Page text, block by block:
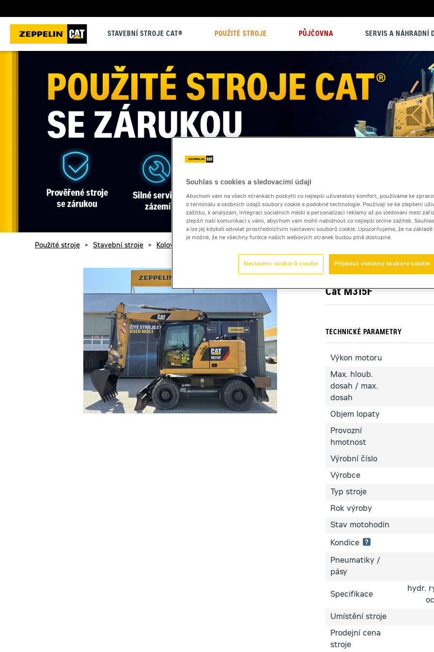
STAVEBNÍ STROJE CAT® POUŽITÉ STROJE PŮJČOVNA SERVIS A NÁHRADNÍ
Použité stroje > Stavební stroje > Kolová rýpadla
Cat M315F
TECHNICKÉ PARAMETRY
Výkon motoru
Max. hloub.
dosah / max.
dosah
Objem lopaty
Provozní
hmotnost
Výrobní číslo
Výrobce
Typ stroje
Rok výroby
Stav motohodin
Kondice
1 hvězdička:
plně
2 hvězdičky:
Pneumatiky /
pásy
Specifikace
hydr.
Umístění stroje
Prodejní cena
stroje
Souhlas s cookies a sledovacími údaji
Abychom vám na všech stránkách poskytli co nejlepší uživatelský komfort, používáme ke
o terminálu a osobních údajů soubory cookie a podobné technologie. Používají se ke zlepšení
zážitku, k analýzám, integraci sociálních médií a personalizaci reklamy až po sledování mezi
zlepšit naši komunikaci s vámi, abychom vám mohli nabídnout co nejlepší online zážitek.
a lze jej kdykoli odvolat prostřednictvím nastavení souborů cookie. Upozorňujeme, že na základě
je možné, že ne všechny funkce našich webových stránek budou plně dostupné.
Přijmout všechny soubory cookie
Nastavení souborů cookie